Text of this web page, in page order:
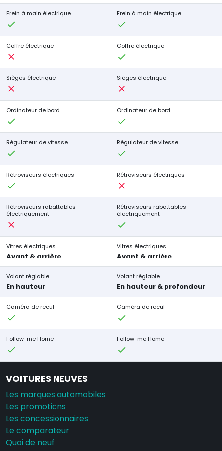
Frein à main électrique Frein à main électrique
Coffre électrique Coffre électrique
Sièges électrique Sièges électrique
Ordinateur de bord Ordinateur de bord
Régulateur de vitesse Régulateur de vitesse
Rétroviseurs électriques Rétroviseurs électriques
Rétroviseurs rabattables
électriquement
Rétroviseurs rabattables
électriquement
Vitres électriques
Avant & arrière
Vitres électriques
Avant & arrière
Volant réglable
En hauteur
Volant réglable
En hauteur & profondeur
Caméra de recul Caméra de recul
Follow-me Home Follow-me Home
VOITURES NEUVES
Les marques automobiles
Les promotions
Les concessionnaires
Le comparateur
Quoi de neuf